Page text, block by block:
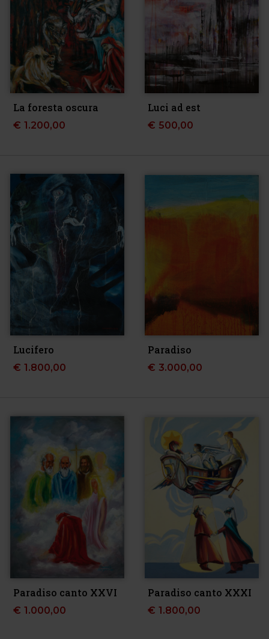
La foresta oscura
€ 1.200,00
Luci ad est
€ 500,00
Lucifero
€ 1.800,00
Paradiso
€ 3.000,00
Paradiso canto XXVI
€ 1.000,00
Paradiso canto XXXI
€ 1.800,00